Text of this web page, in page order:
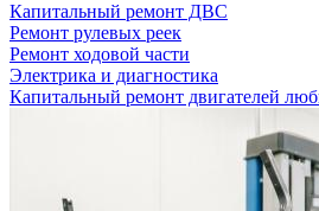
Капитальный ремонт ДВС
Ремонт рулевых реек
Ремонт ходовой части
Электрика и диагностика
Капитальный ремонт двигателей